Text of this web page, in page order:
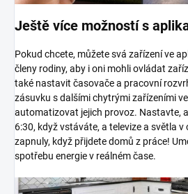
Ještě více možností s
Pokud chcete, můžete svá zařízení ve
členy rodiny, aby i oni mohli ovládat
také nastavit časovače a pracovní
zásuvku s dalšími chytrými zařízeními
automatizovat jejich provoz. Nastavte,
6:30, když vstáváte, a televize a světla
zapnuly, když přijdete domů z práce!
spotřebu energie v reálném čase.